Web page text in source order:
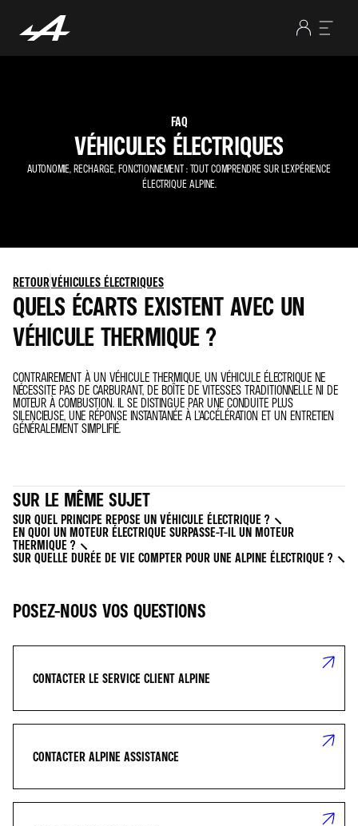
FAQ
VÉHICULES ÉLECTRIQUES
AUTONOMIE, RECHARGE, FONCTIONNEMENT : TOUT COMPRENDRE SUR L’EXPÉRIENCE
ÉLECTRIQUE ALPINE.
RETOURVÉHICULES ÉLECTRIQUES
QUELS ÉCARTS EXISTENT AVEC UN
VÉHICULE THERMIQUE ?
CONTRAIREMENT À UN VÉHICULE THERMIQUE, UN VÉHICULE ÉLECTRIQUE NE
NÉCESSITE PAS DE CARBURANT, DE BOÎTE DE VITESSES TRADITIONNELLE NI DE
MOTEUR À COMBUSTION. IL SE DISTINGUE PAR UNE CONDUITE PLUS
SILENCIEUSE, UNE RÉPONSE INSTANTANÉE À L’ACCÉLÉRATION ET UN ENTRETIEN
GÉNÉRALEMENT SIMPLIFIÉ.
SUR LE MÊME SUJET
SUR QUEL PRINCIPE REPOSE UN VÉHICULE ÉLECTRIQUE ?
EN QUOI UN MOTEUR ÉLECTRIQUE SURPASSE-T-IL UN MOTEUR
THERMIQUE ?
SUR QUELLE DURÉE DE VIE COMPTER POUR UNE ALPINE ÉLECTRIQUE ?
POSEZ-NOUS VOS QUESTIONS
CONTACTER LE SERVICE CLIENT ALPINE
CONTACTER ALPINE ASSISTANCE